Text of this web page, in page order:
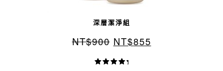
深層潔淨組
NT$900 NT$855